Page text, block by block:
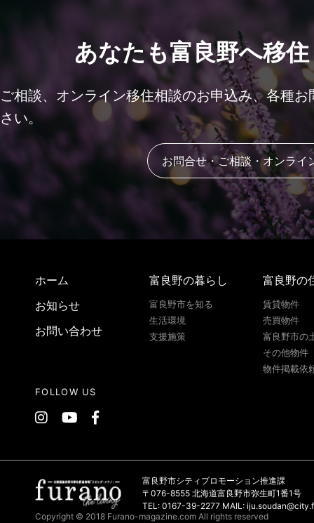
あなたも富良野へ移
ご相談、オンライン移住相談のお申込み、各種
さい。
お問合せ・ご相談・オンライ
ホーム
お知らせ
お問い合わせ
富良野の暮らし
富良野市を知る
生活環境
支援施策
富良野の
賃貸物件
売買物件
富良野市の
その他物件
物件掲載依
FOLLOW US
富良野市シティプロモーション推進課
〒076-8555 北海道富良野市弥生町1番1号
TEL: 0167-39-2277 MAIL:
Copyright © 2018 Furano-magazine.com All rights reserved